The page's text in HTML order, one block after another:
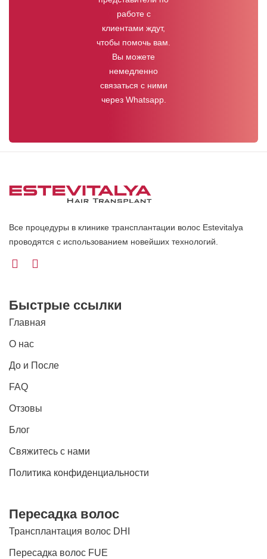
работе с
клиентами ждут,
чтобы помочь вам.
Вы можете
немедленно
связаться с ними
через Whatsapp.
Все процедуры в клинике трансплантации волос Estevitalya
проводятся с использованием новейших технологий.
Быстрые ссылки
Главная
О нас
До и После
FAQ
Отзовы
Блог
Свяжитесь с нами
Политика конфиденциальности
Пересадка волос
Трансплантация волос DHI
Пересадка волос FUE